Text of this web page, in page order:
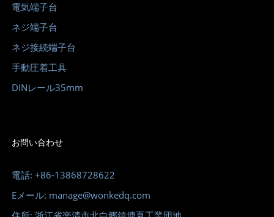
電気端子台
ネジ端子台
ネジ接続端子台
手動圧着工具
DINレール35mm
お問い合わせ
電話: +86-13868728622
Eメール: manage@wonkedq.com